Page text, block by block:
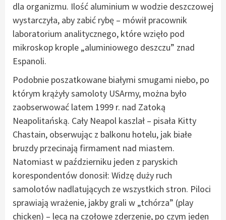
dla organizmu. Ilość aluminium w wodzie deszczowej
wystarczyła, aby zabić rybę – mówił pracownik
laboratorium analitycznego, które wzięło pod
mikroskop krople „aluminiowego deszczu” znad
Espanoli.
Podobnie poszatkowane białymi smugami niebo, po
którym krążyły samoloty USArmy, można było
zaobserwować latem 1999 r. nad Zatoką
Neapolitańską. Cały Neapol kaszlał – pisała Kitty
Chastain, obserwując z balkonu hotelu, jak białe
bruzdy przecinają firmament nad miastem.
Natomiast w październiku jeden z paryskich
korespondentów donosił: Widzę duży ruch
samolotów nadlatujących ze wszystkich stron. Piloci
sprawiają wrażenie, jakby grali w „tchórza” (play
chicken) – lecą na czołowe zderzenie, po czym jeden